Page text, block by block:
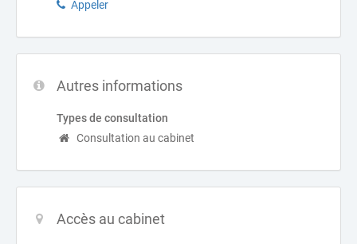
Appeler
Autres informations
Types de consultation
Consultation au cabinet
Accès au cabinet